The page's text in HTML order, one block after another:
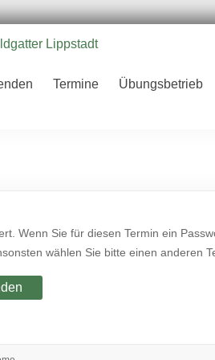
Termine Übungsbetrieb
Wenn Sie für diesen Termin ein
wählen Sie bitte einen anderen